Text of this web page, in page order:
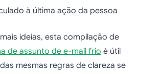
à última ação da pessoa
ideias, esta compilação de
de assunto de e-mail frio é útil
mesmas regras de clareza se